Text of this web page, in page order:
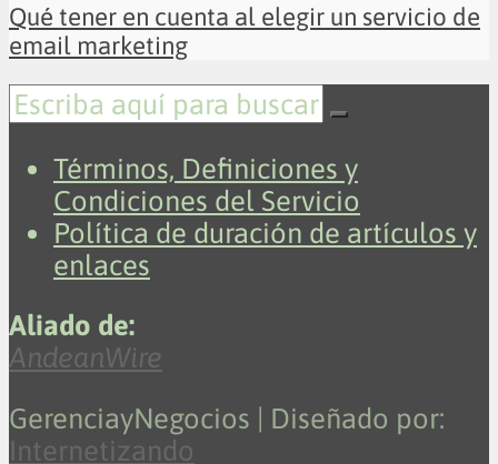
Qué tener en cuenta al elegir un servicio de
email marketing
Términos, Definiciones y
Condiciones del Servicio
Política de duración de artículos y
enlaces
Aliado de:
AndeanWire
GerenciayNegocios | Diseñado por:
Internetizando